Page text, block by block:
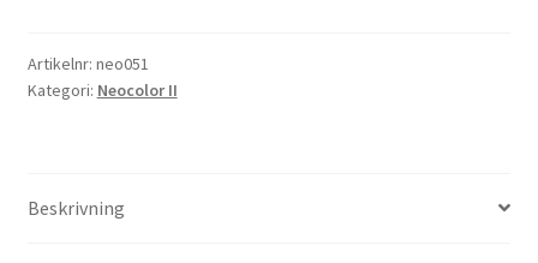
mängd
Artikelnr: neo051
Kategori: Neocolor II
Beskrivning